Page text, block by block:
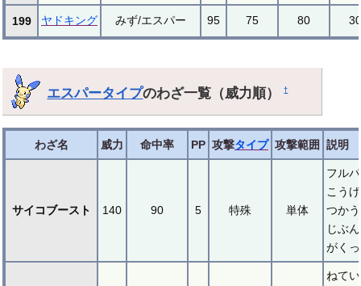
199 ヤドキング みず/エスパー 95 75 80 30
エスパータイプのわざ一覧（威力順）†
わざ名 威力 命中率 PP 攻撃タイプ 攻撃範囲 説明
サイコブースト 140 90 5 特殊 単体
フル
こう
つか
じぶ
がく
ねて